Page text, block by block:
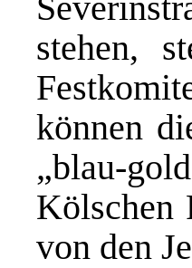
stehen,
können
„blau-
Kölschen
von den